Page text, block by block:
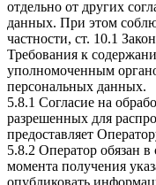
отдельно от других
данных. При этом
частности, ст. 10.1
Требования к
уполномоченным
персональных данных.
5.8.1 Согласие на
разрешенных для
предоставляет
5.8.2 Оператор обязан в
момента получения
опубликовать